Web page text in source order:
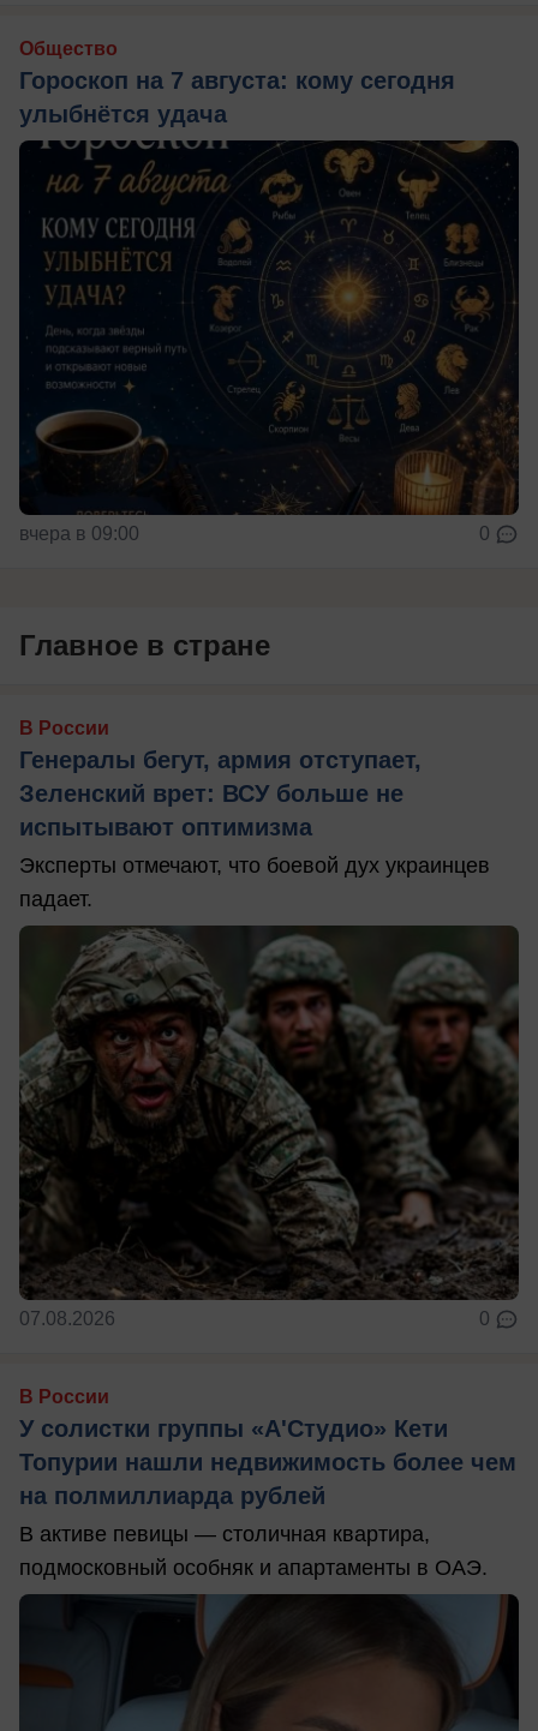
Общество
Гороскоп на 7 августа: кому сегодня
улыбнётся удача
вчера в 09:00 0
Главное в стране
В России
Генералы бегут, армия отступает,
Зеленский врет: ВСУ больше не
испытывают оптимизма
Эксперты отмечают, что боевой дух украинцев
падает.
07.08.2026 0
В России
У солистки группы «А'Студио» Кети
Топурии нашли недвижимость более чем
на полмиллиарда рублей
В активе певицы — столичная квартира,
подмосковный особняк и апартаменты в ОАЭ.